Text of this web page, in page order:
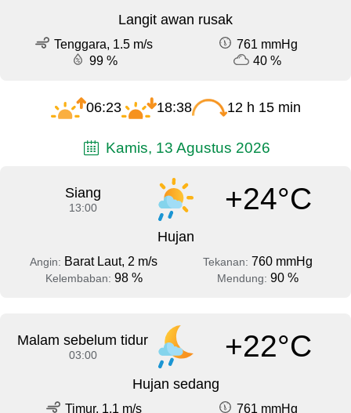
Langit awan rusak
Tenggara, 1.5 m/s
761 mmHg
99 %
40 %
06:23 18:38 12 h 15 min
Kamis, 13 Agustus 2026
Siang
13:00 +24°C
Hujan
Angin: Barat Laut, 2 m/s Tekanan: 760 mmHg
Kelembaban: 98 % Mendung: 90 %
Malam sebelum tidur
03:00 +22°C
Hujan sedang
Timur, 1.1 m/s 761 mmHg